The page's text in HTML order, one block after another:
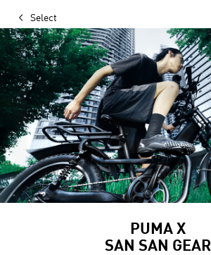
Select
PUMA X
SAN SAN GEAR